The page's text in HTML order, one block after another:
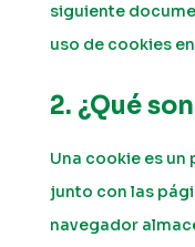
siguiente
uso de cookies
2. ¿Qué
Una cookie es un
junto con las
navegador